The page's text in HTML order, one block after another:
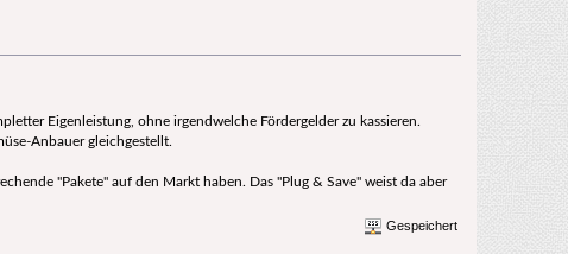
Eigenleistung, ohne irgendwelche Fördergelder zu kassieren.
Anbauer gleichgestellt.
"Pakete" auf den Markt haben. Das "Plug & Save" weist da aber
Gespeichert